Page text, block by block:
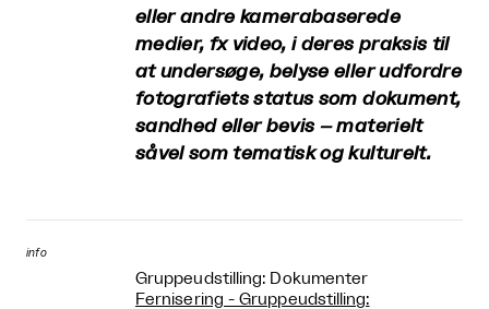
eller andre kamerabaserede
medier, fx video, i deres praksis til
at undersøge, belyse eller udfordre
fotografiets status som dokument,
sandhed eller bevis – materielt
såvel som tematisk og kulturelt.
info
Gruppeudstilling: Dokumenter
Fernisering - Gruppeudstilling: